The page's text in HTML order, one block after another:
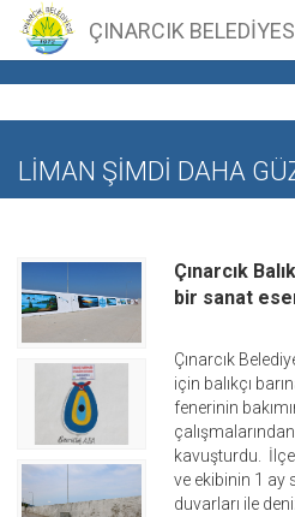
ÇINARCIK
LİMAN ŞİMDİ DAHA
Çınarcık
bir sanat
Çınarcık
için balıkçı
fenerinin
kavuşturdu.
ve ekibinin 1 ay
duvarları ile